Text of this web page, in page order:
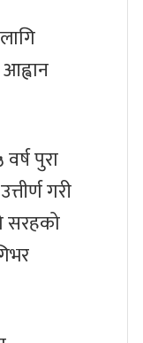
पुरा
गरी
सरहको